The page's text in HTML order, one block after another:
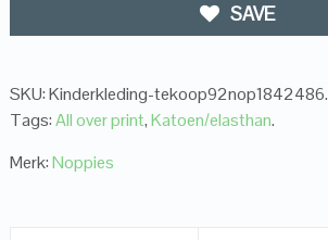
SAVE
SKU:Kinderkleding-tekoop92nop1842486.
Tags:All over print,Katoen/elasthan.
Merk:Noppies